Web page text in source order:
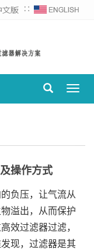
∷
操作方式
负压，让气流从
溢出，从而保护
效过滤器过滤，
现，过滤器是其